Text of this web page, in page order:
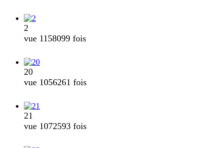
2
vue 1158099 fois
20
vue 1056261 fois
21
vue 1072593 fois